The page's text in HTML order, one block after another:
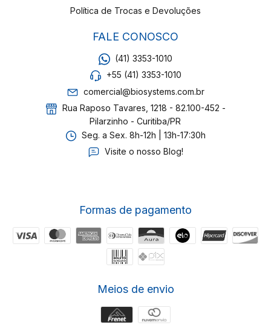
Política de Trocas e Devoluções
FALE CONOSCO
(41) 3353-1010
+55 (41) 3353-1010
comercial@biosystems.com.br
Rua Raposo Tavares, 1218 - 82.100-452 -
Pilarzinho - Curitiba/PR
Seg. a Sex. 8h-12h | 13h-17:30h
Visite o nosso Blog!
Formas de pagamento
Meios de envio